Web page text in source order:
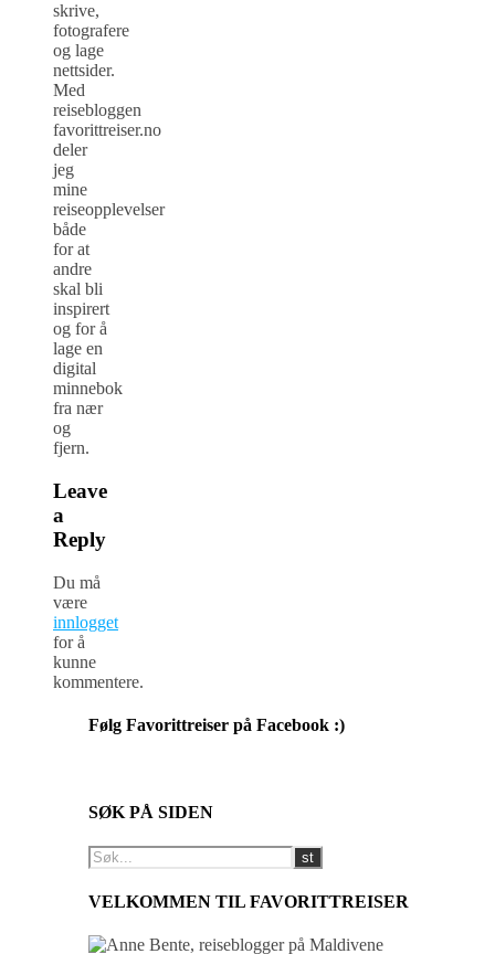
skrive,
fotografere
og lage
nettsider.
Med
reisebloggen
favorittreiser.no
deler
jeg
mine
reiseopplevelser
både
for at
andre
skal bli
inspirert
og for å
lage en
digital
minnebok
fra nær
og
fjern.
Leave
a
Reply
Du må
være
innlogget
for å
kunne
kommentere.
Følg Favorittreiser på Facebook :)
SØK PÅ SIDEN
VELKOMMEN TIL FAVORITTREISER